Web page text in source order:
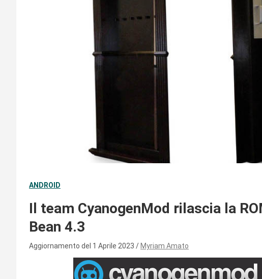
ANDROID
Il team CyanogenMod rilascia la
Bean 4.3
Aggiornamento del 1 Aprile 2023 Myriam Amato